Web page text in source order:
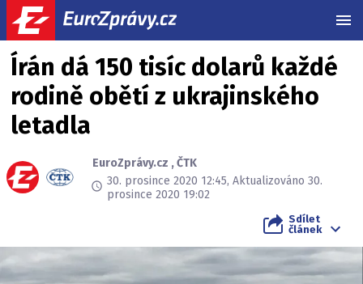
Írán dá 150 tisíc dolarů každé
rodině obětí z ukrajinského
letadla
EuroZprávy.cz ,ČTK
30. prosince 2020 12:45, Aktualizováno 30.
prosince 2020 19:02
Sdílet
článek